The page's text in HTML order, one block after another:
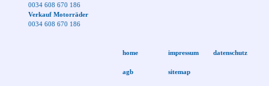
0034 608 670 186
Verkauf Motorräder
0034 608 670 186
home impressum datenschutz
agb sitemap